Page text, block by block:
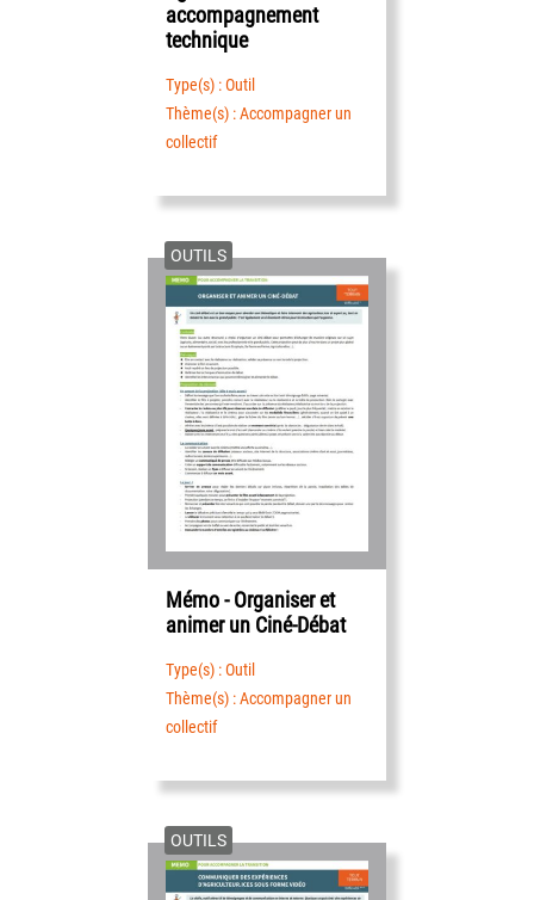
accompagnement
technique
Type(s) : Outil
Thème(s) : Accompagner un
collectif
OUTILS
Mémo - Organiser et
animer un Ciné-Débat
Type(s) : Outil
Thème(s) : Accompagner un
collectif
OUTILS